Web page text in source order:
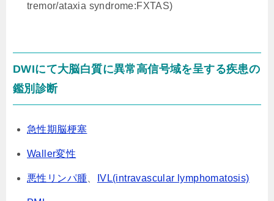
tremor/ataxia syndrome:FXTAS)
DWIにて大脳白質に異常高信号域を呈する疾患の
鑑別診断
急性期脳梗塞
Waller変性
悪性リンパ腫 IVL(intravascular lymphomatosis)